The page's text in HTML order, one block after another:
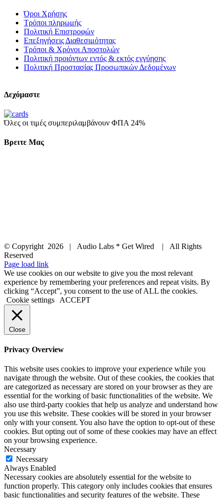
Όροι Χρήσης
Τρόποι πληρωμής
Πολιτική Επιστροφών
Επεξηγήσεις Διαθεσιμότητας
Τρόποι & Χρόνοι Αποστολών
Πολιτική προιόντων εντός & εκτός εγγύησης
Πολιτική Προστασίας Προσωπικών Δεδομένων
Δεχόμαστε
Όλες οι τιμές συμπεριλαμβάνουν ΦΠΑ 24%
Βρειτε Μας
© Copyright 2026 | Audio Labs * Get Wired | All Rights
Reserved
Facebook
Instagram
YouTube
LinkedIn
X
Page load link
We use cookies on our website to give you the most relevant
experience by remembering your preferences and repeat visits. By
clicking “Accept”, you consent to the use of ALL the cookies.
Cookie settings
ACCEPT
Close
Privacy Overview
This website uses cookies to improve your experience while you
navigate through the website. Out of these cookies, the cookies that
are categorized as necessary are stored on your browser as they are
essential for the working of basic functionalities of the website. We
also use third-party cookies that help us analyze and understand how
you use this website. These cookies will be stored in your browser
only with your consent. You also have the option to opt-out of these
cookies. But opting out of some of these cookies may have an effect
on your browsing experience.
Necessary
Necessary
Always Enabled
Necessary cookies are absolutely essential for the website to
function properly. This category only includes cookies that ensures
basic functionalities and security features of the website. These